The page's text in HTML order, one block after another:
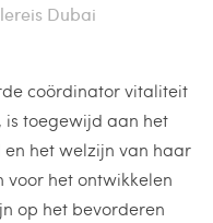
Dubai
coördinator vitaliteit
is toegewijd aan het
het welzijn van haar
voor het ontwikkelen
op het bevorderen